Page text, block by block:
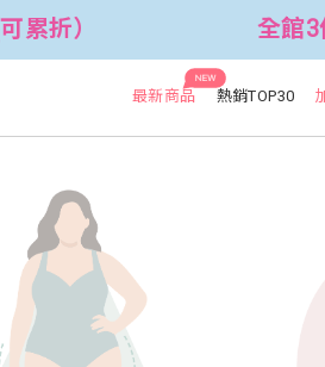
全館3件88折！🦄 滿$2500折
NEW
最新商品 熱銷TOP30